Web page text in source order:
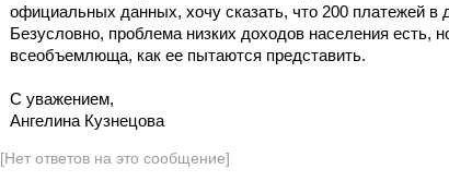
официальных данных, хочу сказать, что 200 платежей в
Безусловно, проблема низких доходов населения есть,
всеобъемлюща, как ее пытаются представить.
С уважением,
Ангелина Кузнецова
[Нет ответов на это сообщение]